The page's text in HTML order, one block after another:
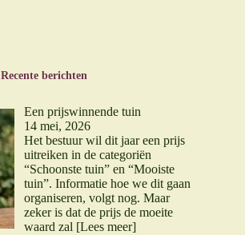
Recente berichten
Een prijswinnende tuin
14 mei, 2026
Het bestuur wil dit jaar een prijs
uitreiken in de categoriën
“Schoonste tuin” en “Mooiste
tuin”. Informatie hoe we dit gaan
organiseren, volgt nog. Maar
zeker is dat de prijs de moeite
waard zal [Lees meer]